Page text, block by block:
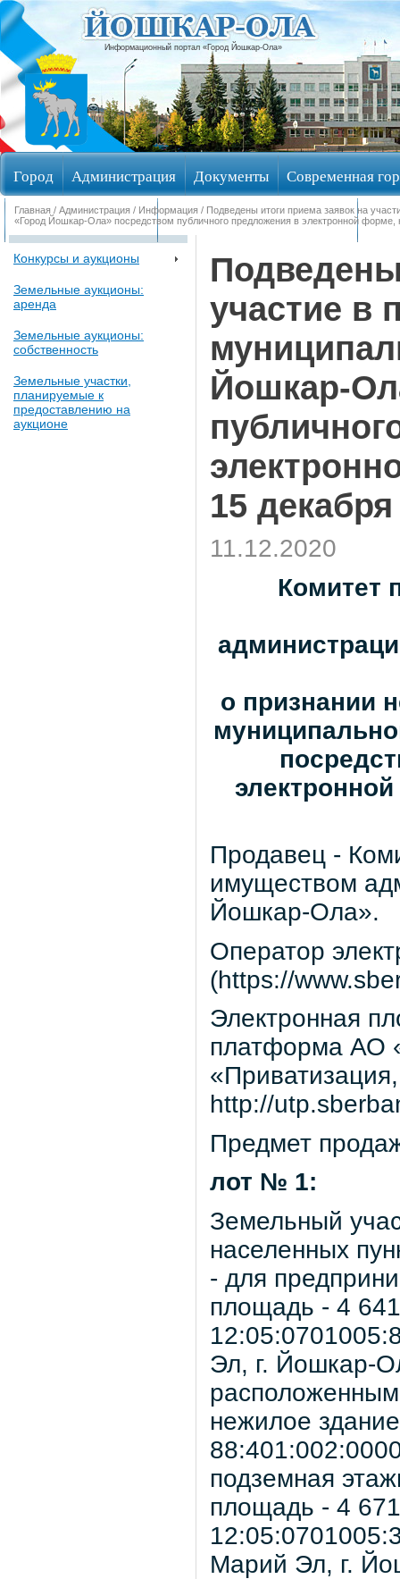
Информационный портал «Город Йошкар-Ола»
Город Администрация Документы Современная
Обращения граждан Общественные обсуждения
Главная / Администрация / Информация / Подведены итоги приема заявок на
«Город Йошкар-Ола» посредством публичного предложения в электронной форме,
Конкурсы и аукционы
Земельные аукционы:
аренда
Земельные аукционы:
собственность
Земельные участки,
планируемые к
предоставлению на
аукционе
участие в
Йошкар-
15
11.12.2020
Комитет
о признании
Продавец -
имуществом
Йошкар-Ола».
Оператор
(https://
Электронная
платформа АО
http://
Предмет
лот № 1:
Земельный
населенных
- для
площадь - 4
Эл, г. Йошкар-
нежилое
подземная
площадь - 4
Марий Эл, г.